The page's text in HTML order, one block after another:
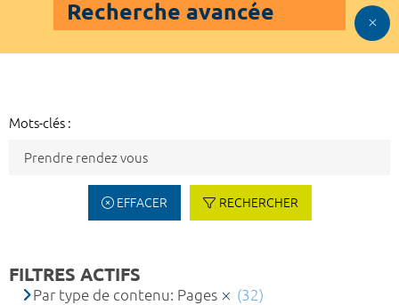
Recherche avancée
Mots-clés :
EFFACER RECHERCHER
FILTRES ACTIFS
Par type de contenu: Pages
(32)